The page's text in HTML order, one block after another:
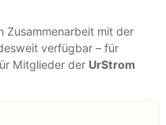
Zusammenarbeit mit der
verfügbar – für
Mitglieder der UrStrom